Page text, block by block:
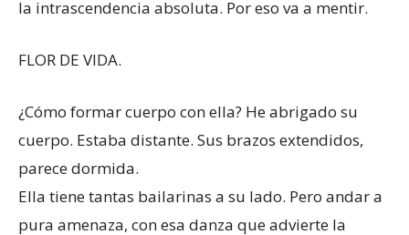
la intrascendencia absoluta. Por eso va a mentir.
FLOR DE VIDA.
¿Cómo formar cuerpo con ella? He abrigado su
cuerpo. Estaba distante. Sus brazos extendidos,
parece dormida.
Ella tiene tantas bailarinas a su lado. Pero andar a
pura amenaza, con esa danza que advierte la